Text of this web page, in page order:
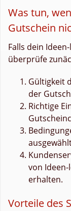
Was tun,
Gutschein
Falls dein
überprüfe
Gültigkeit
der
Richtige
von
erhalten.
Vorteile des